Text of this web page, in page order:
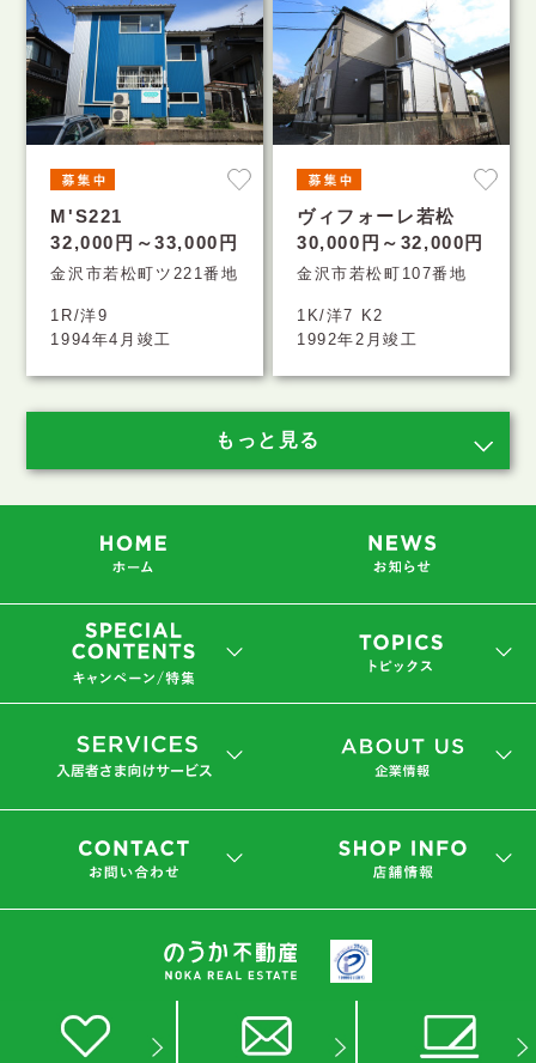
M'S221
32,000円～33,000円
金沢市若松町ツ221番地
1R/洋9
1994年4月竣工
ヴィフォーレ若松
30,000円～32,000円
金沢市若松町107番地
1K/洋7 K2
1992年2月竣工
プライバシーポリシー
(C) 2019 NOKA REAL ESTATE Co.,Ltd.